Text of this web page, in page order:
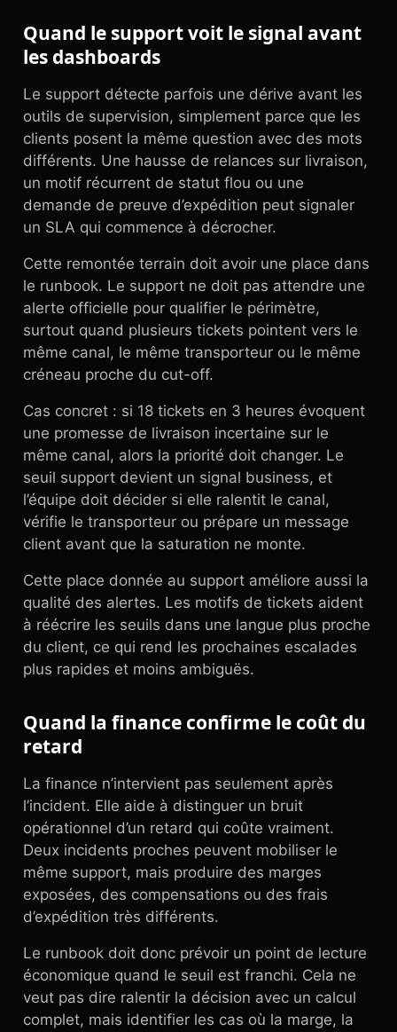
Quand le support voit le signal avant
les dashboards
Le support détecte parfois une dérive avant les
outils de supervision, simplement parce que les
clients posent la même question avec des mots
différents. Une hausse de relances sur livraison,
un motif récurrent de statut flou ou une
demande de preuve d’expédition peut signaler
un SLA qui commence à décrocher.
Cette remontée terrain doit avoir une place dans
le runbook. Le support ne doit pas attendre une
alerte officielle pour qualifier le périmètre,
surtout quand plusieurs tickets pointent vers le
même canal, le même transporteur ou le même
créneau proche du cut-off.
Cas concret : si 18 tickets en 3 heures évoquent
une promesse de livraison incertaine sur le
même canal, alors la priorité doit changer. Le
seuil support devient un signal business, et
l’équipe doit décider si elle ralentit le canal,
vérifie le transporteur ou prépare un message
client avant que la saturation ne monte.
Cette place donnée au support améliore aussi la
qualité des alertes. Les motifs de tickets aident
à réécrire les seuils dans une langue plus proche
du client, ce qui rend les prochaines escalades
plus rapides et moins ambiguës.
Quand la finance confirme le coût du
retard
La finance n’intervient pas seulement après
l’incident. Elle aide à distinguer un bruit
opérationnel d’un retard qui coûte vraiment.
Deux incidents proches peuvent mobiliser le
même support, mais produire des marges
exposées, des compensations ou des frais
d’expédition très différents.
Le runbook doit donc prévoir un point de lecture
économique quand le seuil est franchi. Cela ne
veut pas dire ralentir la décision avec un calcul
complet, mais identifier les cas où la marge, la